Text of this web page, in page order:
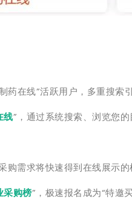
在线”活跃用户，多重搜索
线”，通过系统搜索、浏览您
需求将快速得到在线展示的
采购榜”，极速报名成为“特邀